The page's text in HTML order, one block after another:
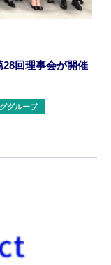
回理事会が開催
グループ